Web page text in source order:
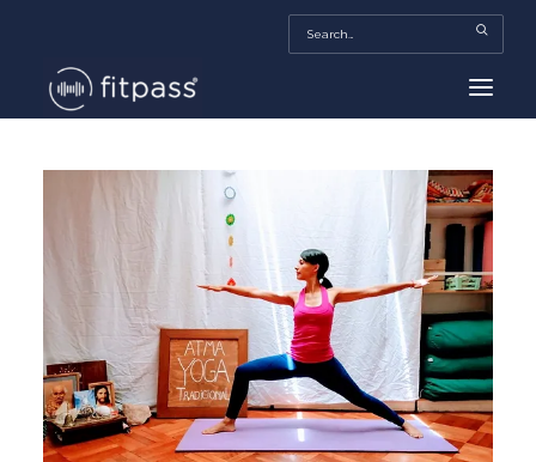
HOME
BEAUTY
FITPASS TV
FITBIZ
TRENDS
MORE…